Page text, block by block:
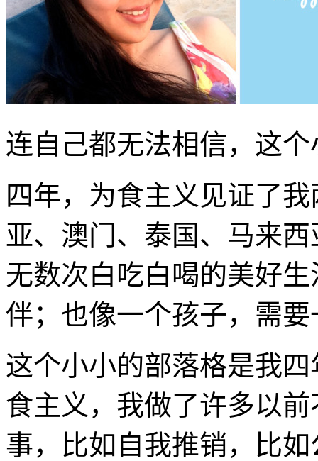
连自己都无法相信，这
四年，为食主义见证了
亚、澳门、泰国、马来
无数次白吃白喝的美好
伴；也像一个孩子，需
这个小小的部落格是我
食主义，我做了许多以
事，比如自我推销，比